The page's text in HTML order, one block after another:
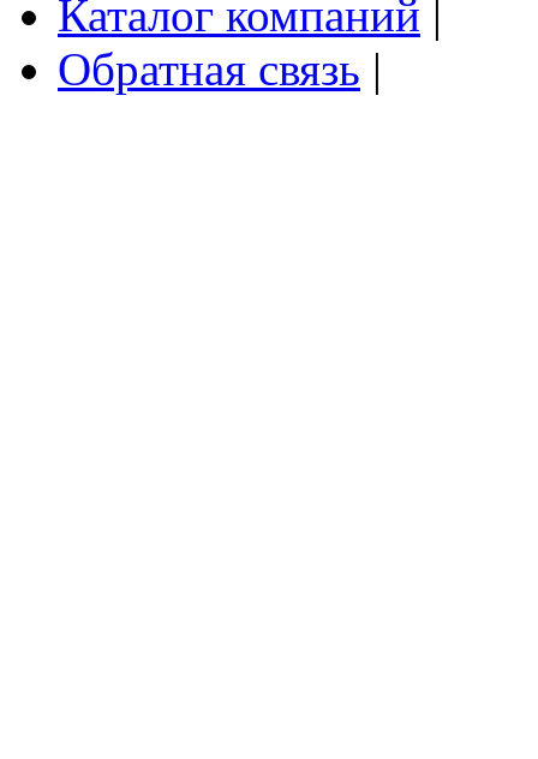
Каталог компаний
Обратная связь |